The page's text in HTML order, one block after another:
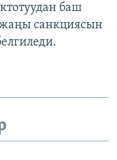
баш
санкциясын